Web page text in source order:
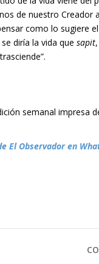
de nuestro Creador
como lo sugiere
diría la vida quesapit
semanal impresa
El Observador en